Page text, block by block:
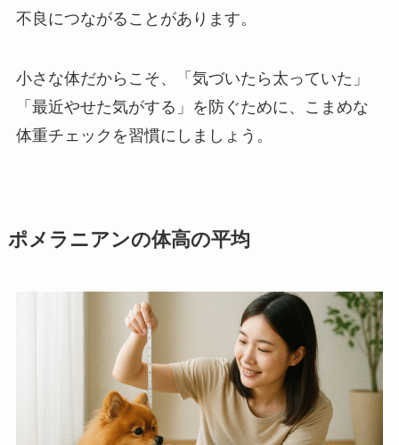
不良につながることがあります。
小さな体だからこそ、「気づいたら太っていた」
「最近やせた気がする」を防ぐために、こまめな
体重チェックを習慣にしましょう。
ポメラニアンの体高の平均